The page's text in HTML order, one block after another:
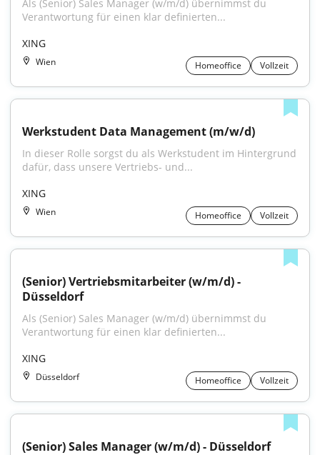
Als (Senior) Sales Manager (w/m/d) übernimmst du
Verantwortung für einen klar definierten...
XING
Wien Homeoffice Vollzeit
Werkstudent Data Management (m/w/d)
In dieser Rolle sorgst du als Werkstudent im Hintergrund
dafür, dass unsere Vertriebs- und...
XING
Wien Homeoffice Vollzeit
(Senior) Vertriebsmitarbeiter (w/m/d) -
Düsseldorf
Als (Senior) Sales Manager (w/m/d) übernimmst du
Verantwortung für einen klar definierten...
XING
Düsseldorf Homeoffice Vollzeit
(Senior) Sales Manager (w/m/d) - Düsseldorf